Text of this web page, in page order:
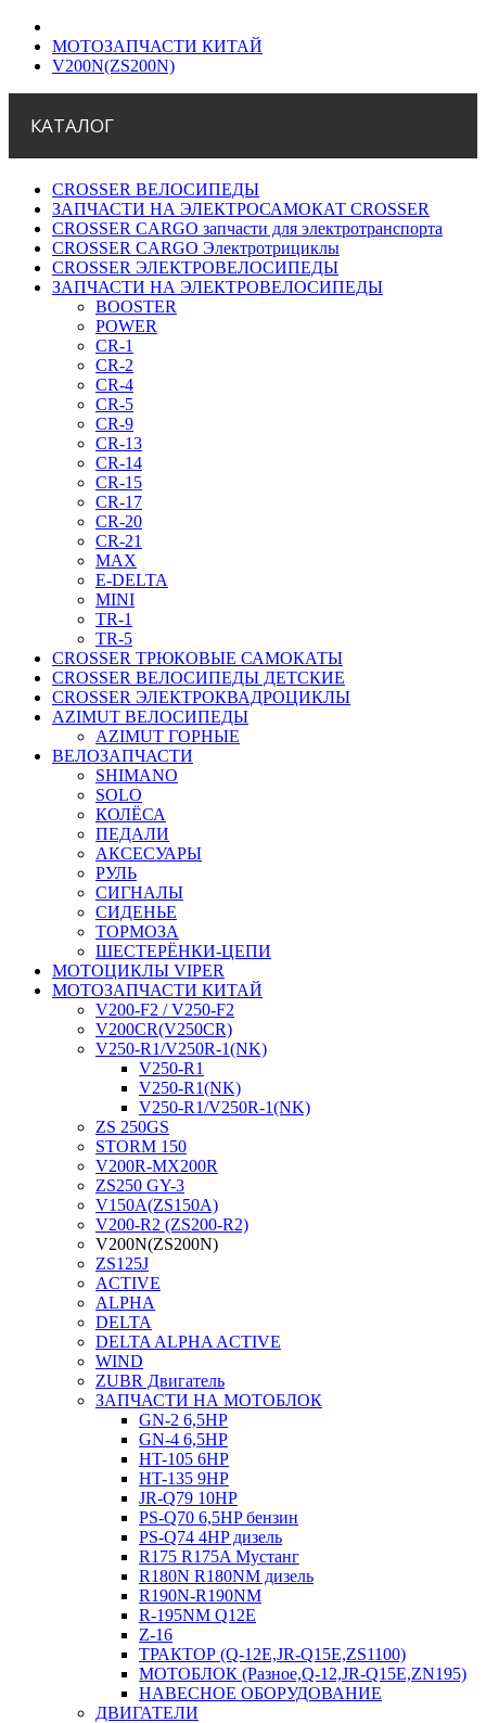
МОТОЗАПЧАСТИ КИТАЙ
V200N(ZS200N)
КАТАЛОГ
CROSSER ВЕЛОСИПЕДЫ
ЗАПЧАСТИ НА ЭЛЕКТРОСАМОКАТ CROSSER
CROSSER CARGO запчасти для электротранспорта
CROSSER CARGO Электротрициклы
CROSSER ЭЛЕКТРОВЕЛОСИПЕДЫ
ЗАПЧАСТИ НА ЭЛЕКТРОВЕЛОСИПЕДЫ
BOOSTER
POWER
CR-1
CR-2
CR-4
CR-5
CR-9
CR-13
CR-14
CR-15
CR-17
CR-20
CR-21
MAX
E-DELTA
MINI
TR-1
TR-5
CROSSER ТРЮКОВЫЕ САМОКАТЫ
CROSSER ВЕЛОСИПЕДЫ ДЕТСКИЕ
CROSSER ЭЛЕКТРОКВАДРОЦИКЛЫ
AZIMUT ВЕЛОСИПЕДЫ
AZIMUT ГОРНЫЕ
ВЕЛОЗАПЧАСТИ
SHIMANO
SOLO
КОЛЁСА
ПЕДАЛИ
АКСЕСУАРЫ
РУЛЬ
СИГНАЛЫ
СИДЕНЬЕ
ТОРМОЗА
ШЕСТЕРЁНКИ-ЦЕПИ
МОТОЦИКЛЫ VIPER
МОТОЗАПЧАСТИ КИТАЙ
V200-F2 / V250-F2
V200CR(V250CR)
V250-R1/V250R-1(NK)
V250-R1
V250-R1(NK)
V250-R1/V250R-1(NK)
ZS 250GS
STORM 150
V200R-MX200R
ZS250 GY-3
V150A(ZS150A)
V200-R2 (ZS200-R2)
V200N(ZS200N)
ZS125J
ACTIVE
ALPHA
DELTA
DELTA ALPHA ACTIVE
WIND
ZUBR Двигатель
ЗАПЧАСТИ НА МОТОБЛОК
GN-2 6,5HP
GN-4 6,5HP
HT-105 6HP
HT-135 9HP
JR-Q79 10HP
PS-Q70 6,5HP бензин
PS-Q74 4HP дизель
R175 R175A Мустанг
R180N R180NM дизель
R190N-R190NM
R-195NM Q12E
Z-16
ТРАКТОР (Q-12E,JR-Q15E,ZS1100)
МОТОБЛОК (Разное,Q-12,JR-Q15E,ZN195)
НАВЕСНОЕ ОБОРУДОВАНИЕ
ДВИГАТЕЛИ